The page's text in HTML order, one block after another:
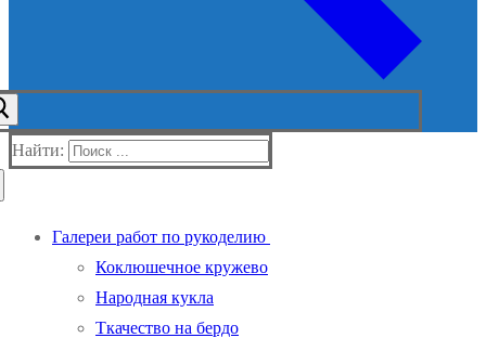
Найти:
Галереи работ по рукоделию
Коклюшечное кружево
Народная кукла
Ткачество на бердо